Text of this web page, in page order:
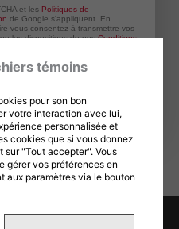
et les Politiques de
de Google s'appliquent. En
vous consentez à transmettre vos
les dispositions de nosConditions
témoins
pour son bon
votre interaction avec lui,
personnalisée et
cookies que si vous donnez
"Tout accepter". Vous
gérer vos préférences en
aux paramètres via le bouton